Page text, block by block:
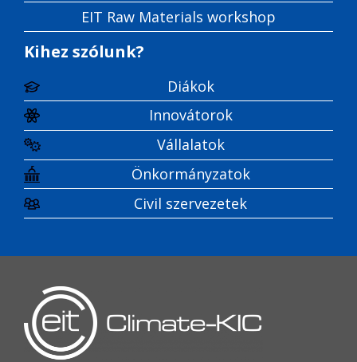
EIT Raw Materials workshop
Kihez szólunk?
Diákok
Innovátorok
Vállalatok
Önkormányzatok
Civil szervezetek